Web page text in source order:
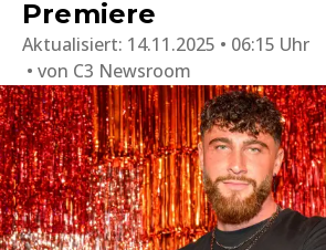
Premiere
Aktualisiert: 14.11.2025 • 06:15 Uhr
von C3 Newsroom